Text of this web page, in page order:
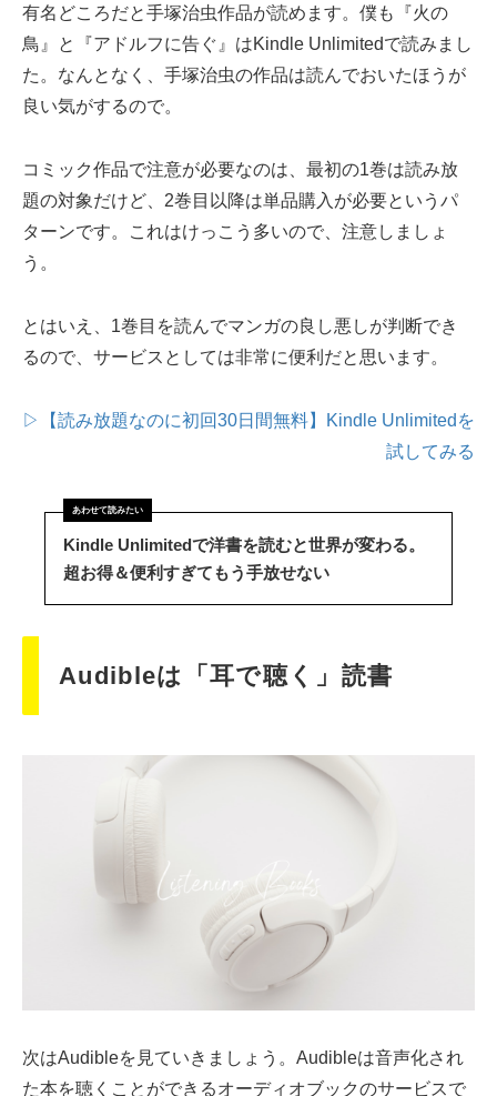
有名どころだと手塚治虫作品が読めます。僕も『火の
鳥』と『アドルフに告ぐ』はKindle Unlimitedで読みまし
た。なんとなく、手塚治虫の作品は読んでおいたほうが
良い気がするので。
コミック作品で注意が必要なのは、最初の1巻は読み放
題の対象だけど、2巻目以降は単品購入が必要というパ
ターンです。これはけっこう多いので、注意しましょ
う。
とはいえ、1巻目を読んでマンガの良し悪しが判断でき
るので、サービスとしては非常に便利だと思います。
▷【読み放題なのに初回30日間無料】Kindle Unlimitedを
試してみる
Kindle Unlimitedで洋書を読むと世界が変わる。
超お得＆便利すぎてもう手放せない
Audibleは「耳で聴く」読書
次はAudibleを見ていきましょう。Audibleは音声化され
た本を聴くことができるオーディオブックのサービスで